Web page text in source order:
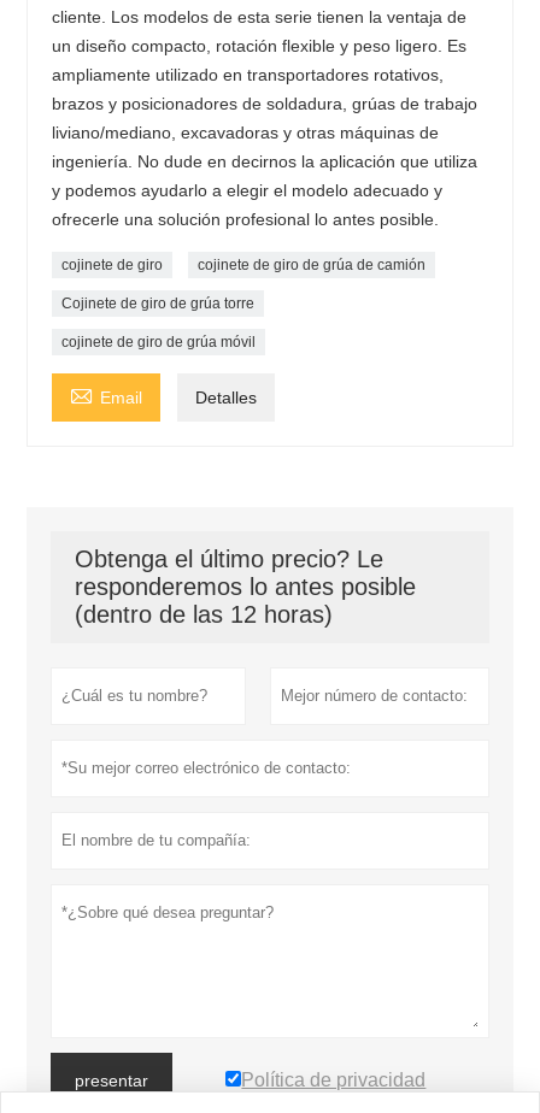
cliente. Los modelos de esta serie tienen la ventaja de
un diseño compacto, rotación flexible y peso ligero. Es
ampliamente utilizado en transportadores rotativos,
brazos y posicionadores de soldadura, grúas de trabajo
liviano/mediano, excavadoras y otras máquinas de
ingeniería. No dude en decirnos la aplicación que utiliza
y podemos ayudarlo a elegir el modelo adecuado y
ofrecerle una solución profesional lo antes posible.
cojinete de giro cojinete de giro de grúa de camión
Cojinete de giro de grúa torre
cojinete de giro de grúa móvil
 Email Detalles
Obtenga el último precio? Le
responderemos lo antes posible
(dentro de las 12 horas)
presentar Política de privacidad